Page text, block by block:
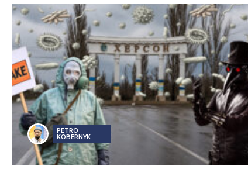
PETRO
KOBERNYK